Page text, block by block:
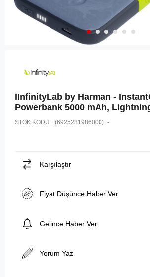
IInfinityLab by Harman -
Powerbank 5000 mAh,
STOK KODU (6925281986000)
Karşılaştır
Fiyat Düşünce Haber Ver
Gelince Haber Ver
Yorum Yaz